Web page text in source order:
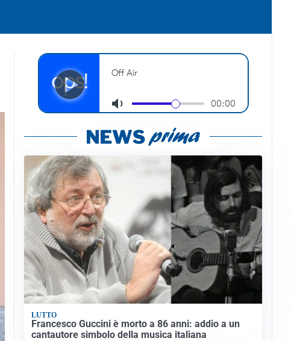
LUTTO
Francesco Guccini è morto a 86 anni: addio a un
cantautore simbolo della musica italiana